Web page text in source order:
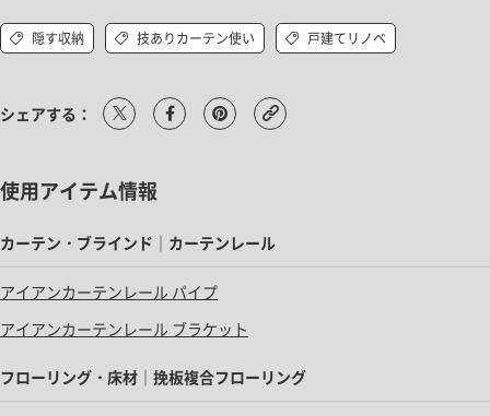
隠す収納 技ありカーテン使い 戸建てリノベ
シェアする：
使用アイテム情報
カーテン・ブラインド｜カーテンレール
アイアンカーテンレール パイプ
アイアンカーテンレール ブラケット
フローリング・床材｜挽板複合フローリング